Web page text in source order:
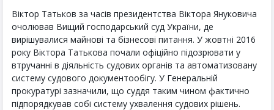
Віктор Татьков за часів президентства Віктора Януковича
очолював Вищий господарський суд України, де
вирішувалися майнові та бізнесові питання. У жовтні 2016
року Віктора Татькова почали офіційно підозрювати у
втручанні в діяльність судових органів та автоматизовану
систему судового документообігу. У Генеральній
прокуратурі зазначили, що суддя таким чином фактично
підпорядкував собі систему ухвалення судових рішень.